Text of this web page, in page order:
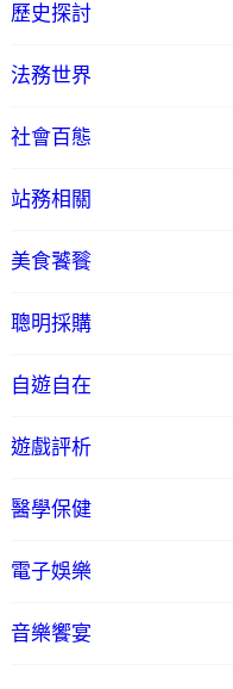
歷史探討
法務世界
社會百態
站務相關
美食饕餮
聰明採購
自遊自在
遊戲評析
醫學保健
電子娛樂
音樂饗宴